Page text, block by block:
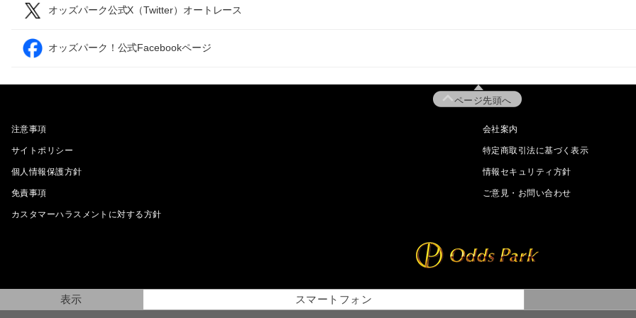
オッズパーク公式X（Twitter）オートレース
オッズパーク！公式Facebookページ
ページ先頭へ
注意事項 会社案内
サイトポリシー 特定商取引法に基づく表示
個人情報保護方針 情報セキュリティ方針
免責事項 ご意見・お問い合わせ
カスタマーハラスメントに対する方針
表示 スマートフォン